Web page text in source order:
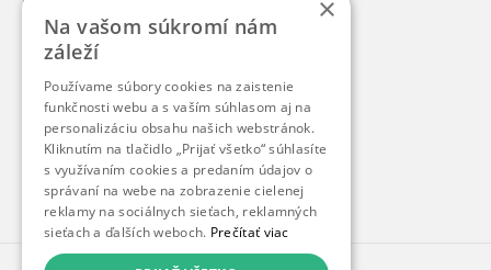
Oáza pokoja v Bratislave
V rušnom bratislavskom Ružinove sa nachádza
Maithan, masážny salón inšpirovaný thajským
ostrovom Mai Thon, známym svojimi jedinečnými
koralmi, krištáľovo čistou vodou a relaxačnou
Kontakt
Kariéra
Blog
Pre médiá
Pre partnerov
×
Na vašom súkromí nám
záleží
Používame súbory cookies na zaistenie
funkčnosti webu a s vaším súhlasom aj na
personalizáciu obsahu našich webstránok.
Kliknutím na tlačidlo „Prijať všetko“ súhlasíte
s využívaním cookies a predaním údajov o
správaní na webe na zobrazenie cielenej
reklamy na sociálnych sieťach, reklamných
sieťach a ďalších weboch. Prečítať viac